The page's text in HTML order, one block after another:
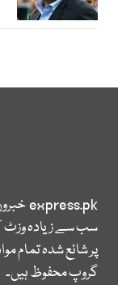
express.pk
سب سے زیادہ وزٹ
پر شائع شدہ تمام
گروپ محفوظ ہیں۔